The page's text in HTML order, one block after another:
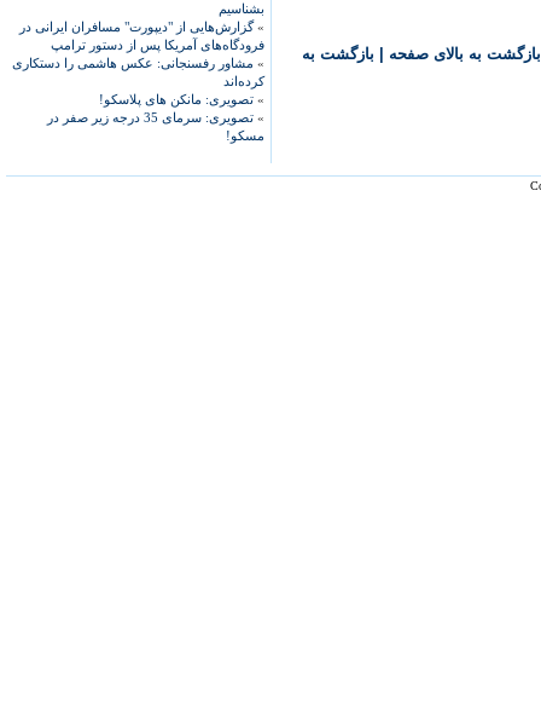
بشناسیم
»گزارش‌هایی از "دیپورت" مسافران ایرانی در
فرودگاه‌های آمریکا پس از دستور ترامپ
» مشاور رفسنجانی: عکس هاشمی را دستکاری
کرده‌اند
» تصویری: مانکن های پلاسکو!
»
تصویری: سرمای 35 درجه زیر صفر در
مسکو!
بازگشت به بالای صفحه بازگشت به